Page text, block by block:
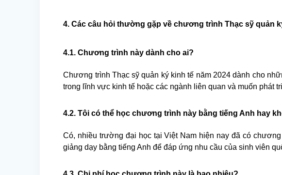
4. Các câu hỏi thường gặp về chương trình Thạc sỹ quản
4.1. Chương trình này dành cho ai?
Chương trình Thạc sỹ quản ký kinh tế năm 2024 dành cho
trong lĩnh vực kinh tế hoặc các ngành liên quan và muốn phát
4.2. Tôi có thể học chương trình này bằng tiếng Anh hay
Có, nhiều trường đại học tại Việt Nam hiện nay đã có
giảng dạy bằng tiếng Anh để đáp ứng nhu cầu của sinh viên